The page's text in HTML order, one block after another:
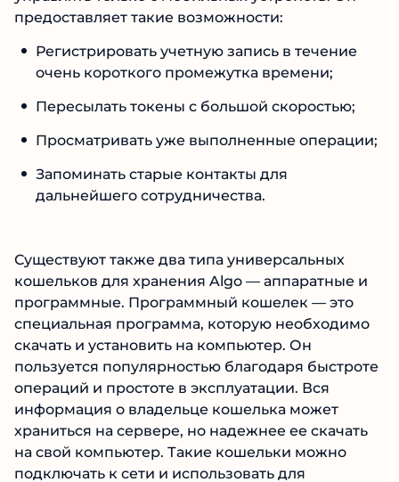
предоставляет такие возможности:
Регистрировать учетную запись в течение
очень короткого промежутка времени;
Пересылать токены с большой скоростью;
Просматривать уже выполненные операции;
Запоминать старые контакты для
дальнейшего сотрудничества.
Существуют также два типа универсальных
кошельков для хранения Algo — аппаратные и
программные. Программный кошелек — это
специальная программа, которую необходимо
скачать и установить на компьютер. Он
пользуется популярностью благодаря быстроте
операций и простоте в эксплуатации. Вся
информация о владельце кошелька может
храниться на сервере, но надежнее ее скачать
на свой компьютер. Такие кошельки можно
подключать к сети и использовать для